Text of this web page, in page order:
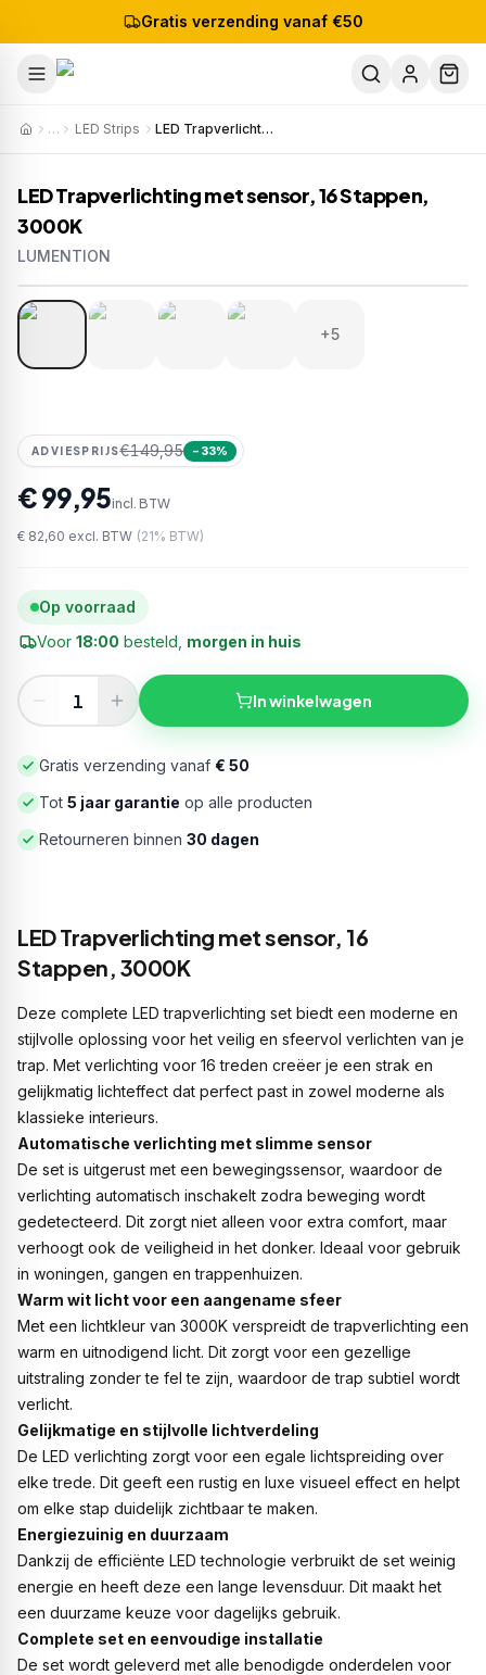
Gratis verzending vanaf €50
… LED Strips LED Trapverlichting met sensor, 16 Stappen, 3000K
LED Trapverlichting met sensor, 16 Stappen,
3000K
LUMENTION
Artikelnr:1298-TRPSET16-830EAN:8721082002059
+5
ADVIESPRIJS€149,95 − 33%
€ 99,95incl. BTW
€ 82,60 excl. BTW (21% BTW)
Op voorraad
Voor 18:00 besteld, morgen in huis
In winkelwagen
Gratis verzending vanaf € 50
Tot 5 jaar garantie op alle producten
Retourneren binnen 30 dagen
LED Trapverlichting met sensor, 16
Stappen, 3000K
Deze complete LED trapverlichting set biedt een moderne en
stijlvolle oplossing voor het veilig en sfeervol verlichten van je
trap. Met verlichting voor 16 treden creëer je een strak en
gelijkmatig lichteffect dat perfect past in zowel moderne als
klassieke interieurs.
Automatische verlichting met slimme sensor
De set is uitgerust met een bewegingssensor, waardoor de
verlichting automatisch inschakelt zodra beweging wordt
gedetecteerd. Dit zorgt niet alleen voor extra comfort, maar
verhoogt ook de veiligheid in het donker. Ideaal voor gebruik
in woningen, gangen en trappenhuizen.
Warm wit licht voor een aangename sfeer
Met een lichtkleur van 3000K verspreidt de trapverlichting een
warm en uitnodigend licht. Dit zorgt voor een gezellige
uitstraling zonder te fel te zijn, waardoor de trap subtiel wordt
verlicht.
Gelijkmatige en stijlvolle lichtverdeling
De LED verlichting zorgt voor een egale lichtspreiding over
elke trede. Dit geeft een rustig en luxe visueel effect en helpt
om elke stap duidelijk zichtbaar te maken.
Energiezuinig en duurzaam
Dankzij de efficiënte LED technologie verbruikt de set weinig
energie en heeft deze een lange levensduur. Dit maakt het
een duurzame keuze voor dagelijks gebruik.
Complete set en eenvoudige installatie
De set wordt geleverd met alle benodigde onderdelen voor